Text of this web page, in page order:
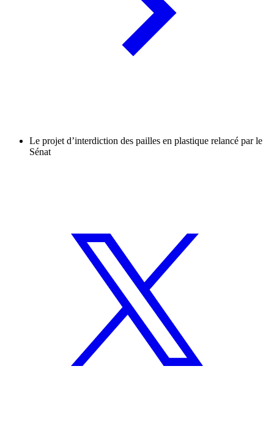
Le projet d’interdiction des pailles en plastique relancé par le
Sénat